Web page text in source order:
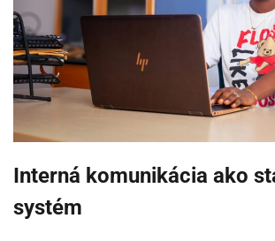
Interná komunikácia ako
systém